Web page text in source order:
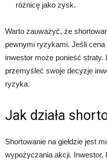
różnicę jako zysk.
Warto zauważyć, że
pewnymi ryzykami. Jeśli
inwestor może ponieść straty.
przemyśleć swoje decyzje
ryzyka.
Jak działa
Shortowanie na giełdzie jest
wypożyczania akcji.